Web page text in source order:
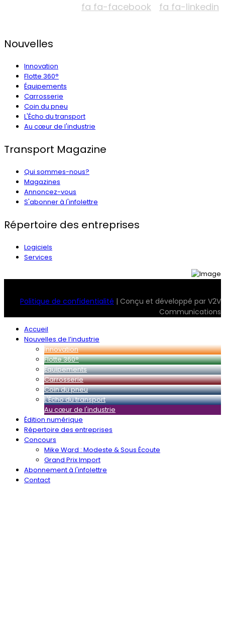
fa fa-facebook fa fa-linkedin
Nouvelles
Innovation
Flotte 360°
Équipements
Carrosserie
Coin du pneu
L'Écho du transport
Au cœur de l'industrie
Transport Magazine
Qui sommes-nous?
Magazines
Annoncez-vous
S'abonner à l'infolettre
Répertoire des entreprises
Logiciels
Services
Politique de confidentialité | Conçu et développé par V2V
Communications
Accueil
Nouvelles de l’industrie
Innovation
Flotte 360°
Équipements
Carrosserie
Coin du pneu
L'Écho du transport
Au cœur de l'industrie
Édition numérique
Répertoire des entreprises
Concours
Mike Ward : Modeste & Sous Écoute
Grand Prix Import
Abonnement à l'infolettre
Contact